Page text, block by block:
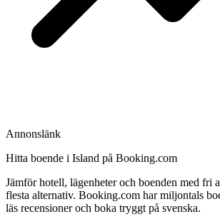
Annonslänk
Hitta boende i Island på Booking.com
Jämför hotell, lägenheter och boenden med fri
flesta alternativ. Booking.com har miljontals
läs recensioner och boka tryggt på svenska.